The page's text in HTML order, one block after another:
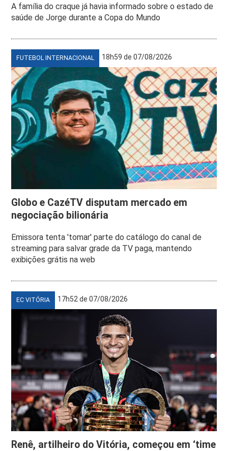
A família do craque já havia informado sobre o estado de
saúde de Jorge durante a Copa do Mundo
FUTEBOL INTERNACIONAL 18h59 de 07/08/2026
Globo e CazéTV disputam mercado em
negociação bilionária
Emissora tenta 'tomar' parte do catálogo do canal de
streaming para salvar grade da TV paga, mantendo
exibições grátis na web
EC VITÓRIA 17h52 de 07/08/2026
Renê, artilheiro do Vitória, começou em ‘time